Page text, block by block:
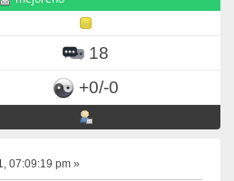
18
+0/-0
07:09:19 pm »